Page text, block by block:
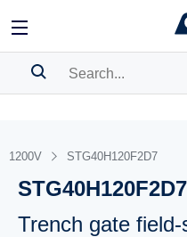
BOOKMARK
Pleaselog into show your
1200V STG40H120F2D7
STG40H120F2D7
Trench gate